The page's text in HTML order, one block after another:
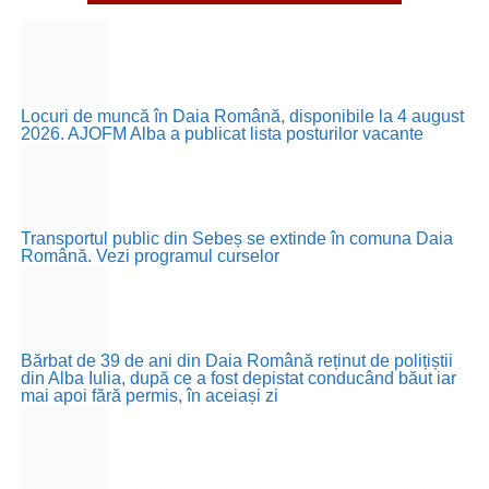
Locuri de muncă în Daia Română, disponibile la 4 august
2026. AJOFM Alba a publicat lista posturilor vacante
Transportul public din Sebeș se extinde în comuna Daia
Română. Vezi programul curselor
Bărbat de 39 de ani din Daia Română reținut de polițiștii
din Alba Iulia, după ce a fost depistat conducând băut iar
mai apoi fără permis, în aceiași zi